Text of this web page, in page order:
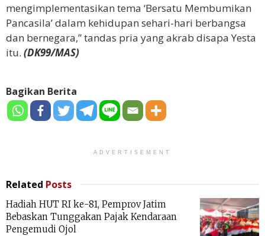
mengimplementasikan tema ‘Bersatu Membumikan
Pancasila’ dalam kehidupan sehari-hari berbangsa
dan bernegara,” tandas pria yang akrab disapa Yesta
itu. (DK99/MAS)
Bagikan Berita
ADVERTISEMENT
Related Posts
Hadiah HUT RI ke-81, Pemprov Jatim
Bebaskan Tunggakan Pajak Kendaraan
Pengemudi Ojol